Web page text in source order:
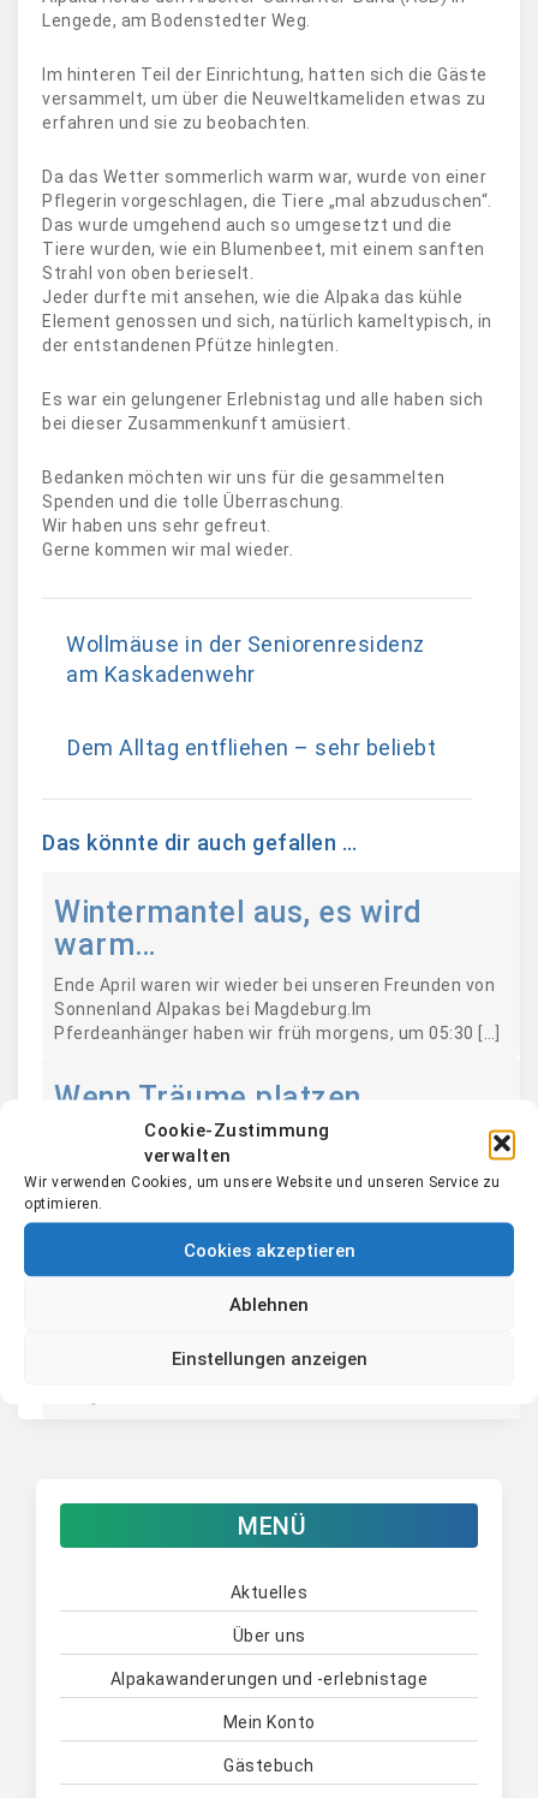
Cookie-Zustimmung
verwalten
Wir verwenden Cookies, um unsere Website und unseren Service zu
optimieren.
Cookies akzeptieren
Ablehnen
Einstellungen anzeigen
Lengede, am Bodenstedter Weg.
Im hinteren Teil der Einrichtung, hatten sich die Gäste
versammelt, um über die Neuweltkameliden etwas zu
erfahren und sie zu beobachten.
Da das Wetter sommerlich warm war, wurde von einer
Pflegerin vorgeschlagen, die Tiere „mal abzuduschen“.
Das wurde umgehend auch so umgesetzt und die
Tiere wurden, wie ein Blumenbeet, mit einem sanften
Strahl von oben berieselt.
Jeder durfte mit ansehen, wie die Alpaka das kühle
Element genossen und sich, natürlich kameltypisch, in
der entstandenen Pfütze hinlegten.
Es war ein gelungener Erlebnistag und alle haben sich
bei dieser Zusammenkunft amüsiert.
Bedanken möchten wir uns für die gesammelten
Spenden und die tolle Überraschung.
Wir haben uns sehr gefreut.
Gerne kommen wir mal wieder.
Wollmäuse in der Seniorenresidenz
am Kaskadenwehr
Dem Alltag entfliehen – sehr beliebt
Das könnte dir auch gefallen …
Wintermantel aus, es wird
warm…
Ende April waren wir wieder bei unseren Freunden von
Sonnenland Alpakas bei Magdeburg.Im
Pferdeanhänger haben wir früh morgens, um 05:30 […]
Wenn Träume platzen…
Leider sind die Verkäufer unseres Hof-Traums vor
Vertragsabschluss, trotz Erstellung eines für uns
kostenpflichtigen Vertragsentwurfes vom Notar,
abgesprungen und wir […]
Neues Jahr, neues (Alpaka-)
alle eine schöne Weihnachtszeit genießen konnten
MENÜ
Aktuelles
Über uns
Alpakawanderungen und -erlebnistage
Mein Konto
Gästebuch